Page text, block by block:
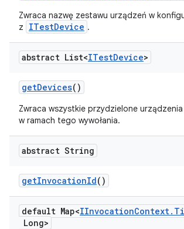
Zwraca nazwę zestawu urządzeń w
z
ITestDevice .
abstract List<ITestDevice>
getDevices()
Zwraca wszystkie przydzielone
w ramach tego wywołania.
abstract String
getInvocationId()
default Map<IInvocationContext.
Long>